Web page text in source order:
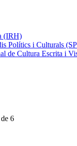
(IRH)
Polítics i Culturals
de Cultura Escrita i
de 6